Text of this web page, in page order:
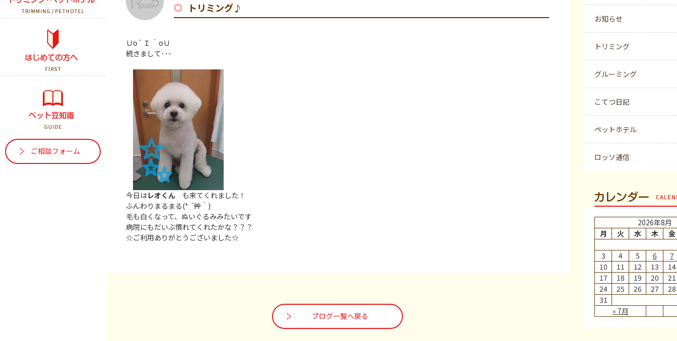
はじめて犬を飼う方へ
はじめて猫を飼う方へ
ご相談フォーム
トリミング♪
Ｕo´ Ｉ ｀oＵ
続きまして･･･
今日はレオくん も来てくれました！
ふんわりまるまる(* ´艸｀)
毛も白くなって、ぬいぐるみみたいです
病院にもだいぶ慣れてくれたかな？？？
☆ご利用ありがとうございました☆
ブログ一覧へ戻る
お知らせ
トリミング
グルーミング
こてつ日記
ペットホテル
ロッソ通信
カレンダー
2026年8月
月
火 水 木 金
« 7月
3 4 5 6
7
10
11 12 13
14
17
18 19 20
21
24
25 26 27
28
31